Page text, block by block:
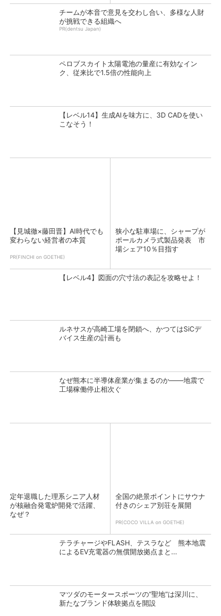
チームが本音で意見を交わし合い、多様な人財
が挑戦できる組織へ
PR(dentsu Japan)
ペロブスカイト太陽電池の量産に有効なイン
ク、従来比で1.5倍の性能向上
【レベル14】生成AIを味方に、3D CADを使い
こなそう！
【見城徹×藤田晋】AI時代でも
変わらない経営者の本質
PR(FINCHI on GOETHE)
狭小な駐車場に、シャープが
ポールカメラ式製品発表 市
場シェア10％目指す
【レベル4】図面の穴寸法の表記を攻略せよ！
ルネサスが高崎工場を閉鎖へ、かつてはSiCデ
バイス生産の計画も
なぜ熊本に半導体産業が集まるのか――地震で
工場稼働停止相次ぐ
定年退職した理系シニア人材
が核融合発電炉開発で活躍、
なぜ？
全国の絶景ポイントにサウナ
付きのシェア別荘を展開
PR(COCO VILLA on GOETHE)
テラチャージやFLASH、テスラなど 熊本地震
によるEV充電器の無償開放拠点まと...
マツダのモータースポーツの“聖地”は深川に、
新たなブランド体験拠点を開設